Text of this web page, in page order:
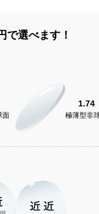
で選べます！
面
1.74
極薄型非